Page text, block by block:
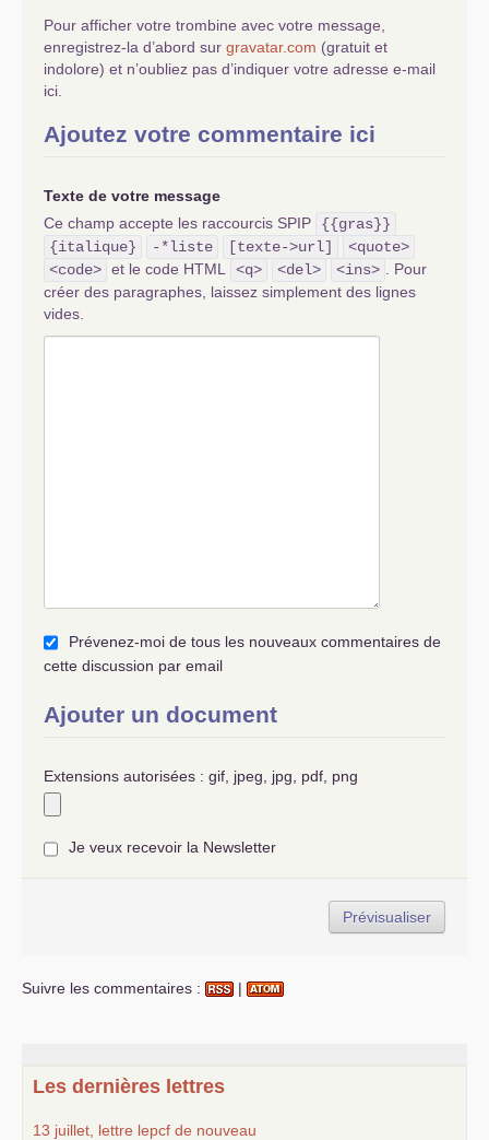
Pour afficher votre trombine avec votre message,
enregistrez-la d’abord sur gravatar.com (gratuit et
indolore) et n’oubliez pas d’indiquer votre adresse e-mail
ici.
Ajoutez votre commentaire ici
Texte de votre message
Ce champ accepte les raccourcis SPIP
{{gras}}
{italique}
-*liste [texte->url]
<quote>
<code> et le code HTML <q> <del> <ins>
. Pour
créer des paragraphes, laissez simplement des lignes
vides.
Prévenez-moi de tous les nouveaux commentaires de
cette discussion par email
Ajouter un document
Extensions autorisées : gif, jpeg, jpg, pdf, png
Je veux recevoir la Newsletter
Suivre les commentaires : |
Les dernières lettres
13 juillet, lettre lepcf de nouveau